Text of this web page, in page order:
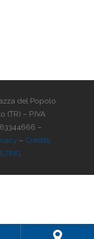
del Popolo
(TR) – P.IVA
–
– Credits: